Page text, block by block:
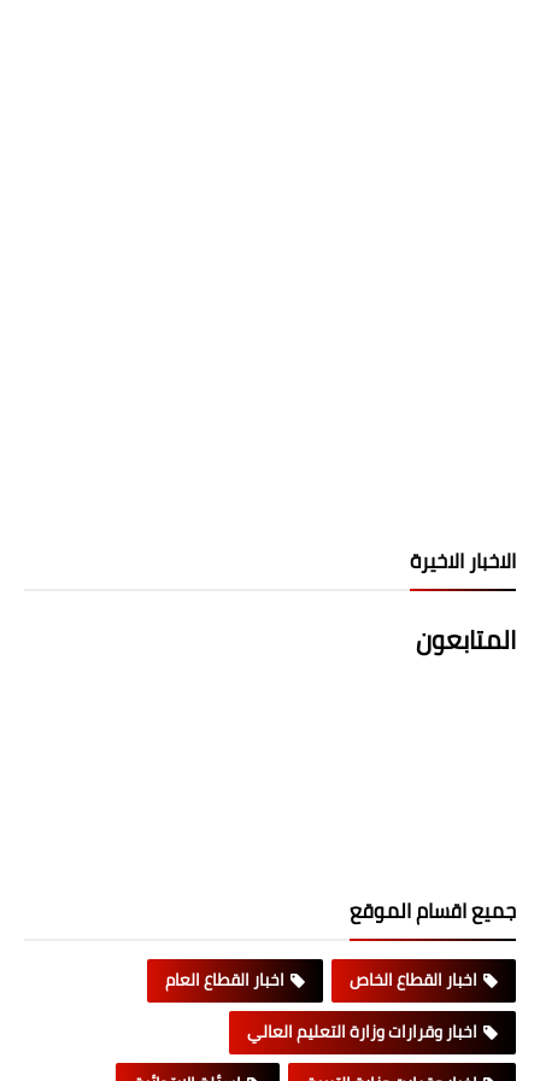
الاخبار الاخيرة
المتابعون
جميع اقسام الموقع
اخبار القطاع الخاص
اخبار القطاع العام
اخبار وقرارات وزارة التعليم العالي